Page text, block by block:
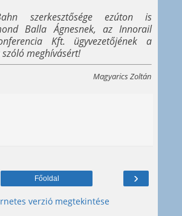
szerkesztősége ezúton is
Balla Ágnesnek, az Innorail
Kft. ügyvezetőjének a
meghívásért!
Magyarics Zoltán
›
Főoldal
verzió megtekintése